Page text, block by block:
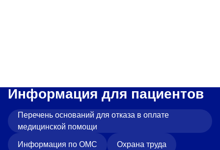
Адрес
Понедельник — пятница 7:30–20:00
Регистратура
Информация для пациентов
Перечень оснований для отказа в оплате
медицинской помощи
Информация по ОМС Охрана труда